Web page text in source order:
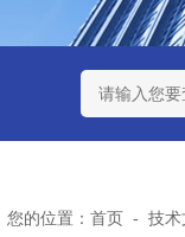
集液化装置 3万吨-
您的位置： 首页 - 技术